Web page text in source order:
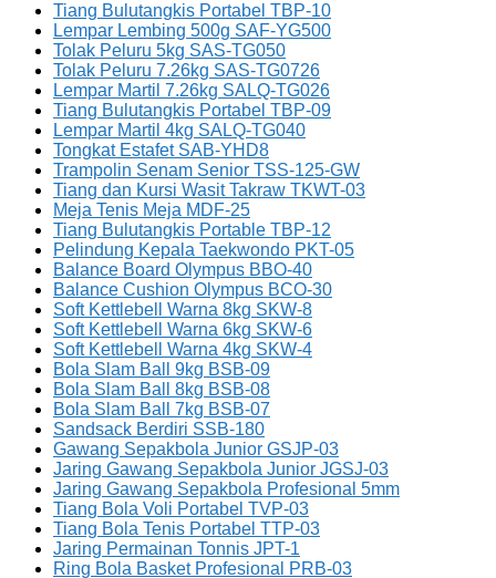
Tiang Bulutangkis Portabel TBP-10
Lempar Lembing 500g SAF-YG500
Tolak Peluru 5kg SAS-TG050
Tolak Peluru 7.26kg SAS-TG0726
Lempar Martil 7.26kg SALQ-TG026
Tiang Bulutangkis Portabel TBP-09
Lempar Martil 4kg SALQ-TG040
Tongkat Estafet SAB-YHD8
Trampolin Senam Senior TSS-125-GW
Tiang dan Kursi Wasit Takraw TKWT-03
Meja Tenis Meja MDF-25
Tiang Bulutangkis Portable TBP-12
Pelindung Kepala Taekwondo PKT-05
Balance Board Olympus BBO-40
Balance Cushion Olympus BCO-30
Soft Kettlebell Warna 8kg SKW-8
Soft Kettlebell Warna 6kg SKW-6
Soft Kettlebell Warna 4kg SKW-4
Bola Slam Ball 9kg BSB-09
Bola Slam Ball 8kg BSB-08
Bola Slam Ball 7kg BSB-07
Sandsack Berdiri SSB-180
Gawang Sepakbola Junior GSJP-03
Jaring Gawang Sepakbola Junior JGSJ-03
Jaring Gawang Sepakbola Profesional 5mm
Tiang Bola Voli Portabel TVP-03
Tiang Bola Tenis Portabel TTP-03
Jaring Permainan Tonnis JPT-1
Ring Bola Basket Profesional PRB-03